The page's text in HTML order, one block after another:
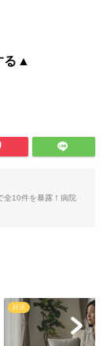
る▲
全10件を暴露！病院
妊活